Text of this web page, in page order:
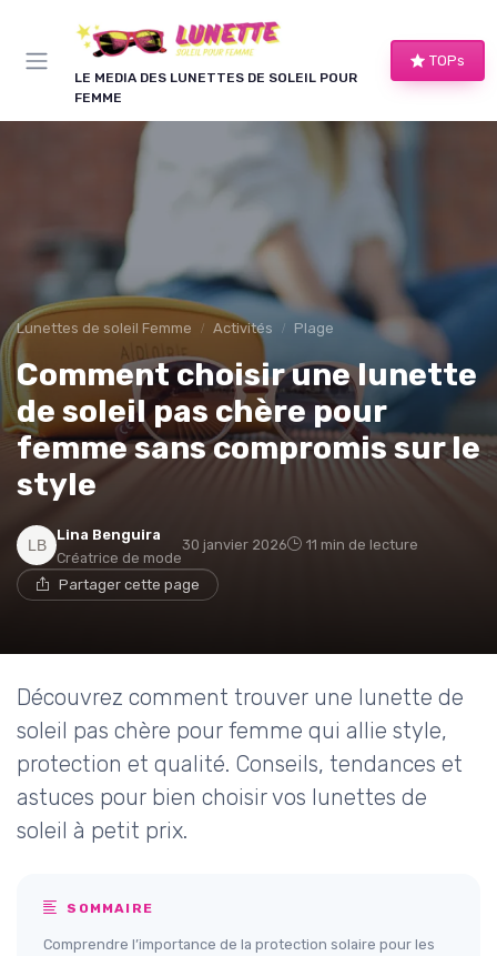
LE MEDIA DES LUNETTES DE SOLEIL POUR
FEMME
TOPs
Lunettes de soleil Femme Activités Plage
Comment choisir une lunette
de soleil pas chère pour
femme sans compromis sur le
style
Lina Benguira
Créatrice de mode
30 janvier 2026 11 min de lecture
Partager cette page
Découvrez comment trouver une lunette de
soleil pas chère pour femme qui allie style,
protection et qualité. Conseils, tendances et
astuces pour bien choisir vos lunettes de
soleil à petit prix.
SOMMAIRE
Comprendre l’importance de la protection solaire pour les